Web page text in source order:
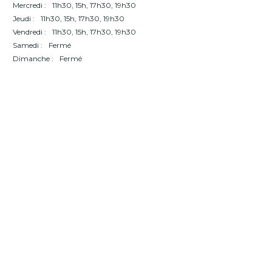
Mercredi :
11h30, 15h, 17h30, 19h30
Jeudi :
11h30, 15h, 17h30, 19h30
Vendredi :
11h30, 15h, 17h30, 19h30
Samedi :
Fermé
Dimanche :
Fermé